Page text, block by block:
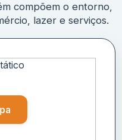
compõem o entorno,
lazer e serviços.